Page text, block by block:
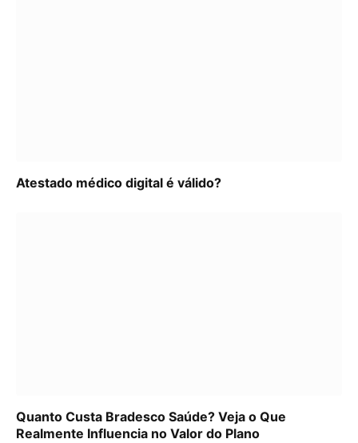
Atestado médico digital é válido?
Quanto Custa Bradesco Saúde? Veja o Que
Realmente Influencia no Valor do Plano